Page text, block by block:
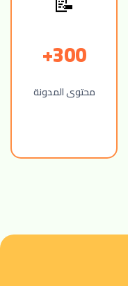
300+
محتوى المدونة